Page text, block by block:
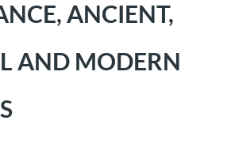
ANCIENT,
AND MODERN